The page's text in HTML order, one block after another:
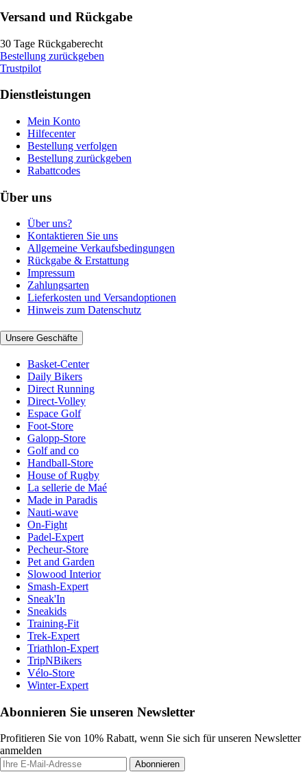
Versand und Rückgabe
30 Tage Rückgaberecht
Bestellung zurückgeben
Trustpilot
Dienstleistungen
Mein Konto
Hilfecenter
Bestellung verfolgen
Bestellung zurückgeben
Rabattcodes
Über uns
Über uns?
Kontaktieren Sie uns
Allgemeine Verkaufsbedingungen
Rückgabe & Erstattung
Impressum
Zahlungsarten
Lieferkosten und Versandoptionen
Hinweis zum Datenschutz
Unsere Geschäfte
Basket-Center
Daily Bikers
Direct Running
Direct-Volley
Espace Golf
Foot-Store
Galopp-Store
Golf and co
Handball-Store
House of Rugby
La sellerie de Maé
Made in Paradis
Nauti-wave
On-Fight
Padel-Expert
Pecheur-Store
Pet and Garden
Slowood Interior
Smash-Expert
Sneak'In
Sneakids
Training-Fit
Trek-Expert
Triathlon-Expert
TripNBikers
Vélo-Store
Winter-Expert
Abonnieren Sie unseren Newsletter
Profitieren Sie von 10% Rabatt, wenn Sie sich für unseren Newsletter
anmelden
Abonnieren